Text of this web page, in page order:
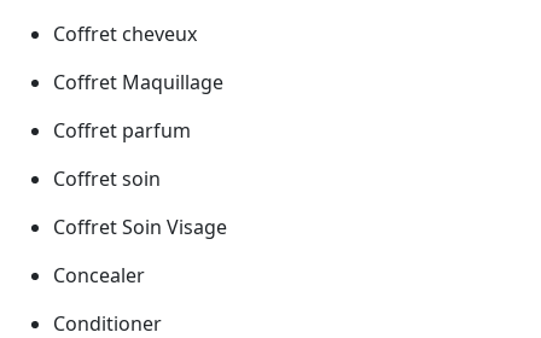
Coffret cheveux
Coffret Maquillage
Coffret parfum
Coffret soin
Coffret Soin Visage
Concealer
Conditioner